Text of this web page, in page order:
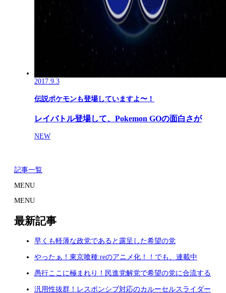
2017.9.3
伝説ポケモンも登場していますよ〜！
レイバトル登場して、Pokemon GOの面白さが
NEW
記事一覧
MENU
MENU
最新記事
早くも軽薄な政党であると露呈した希望の党
やったぁ！東京喰種:reのアニメ化！！でも、連載中
愚行ここに極まれり！民進党解党で希望の党に合流する
汎用性抜群！レスポンシブ対応のカルーセルスライダー